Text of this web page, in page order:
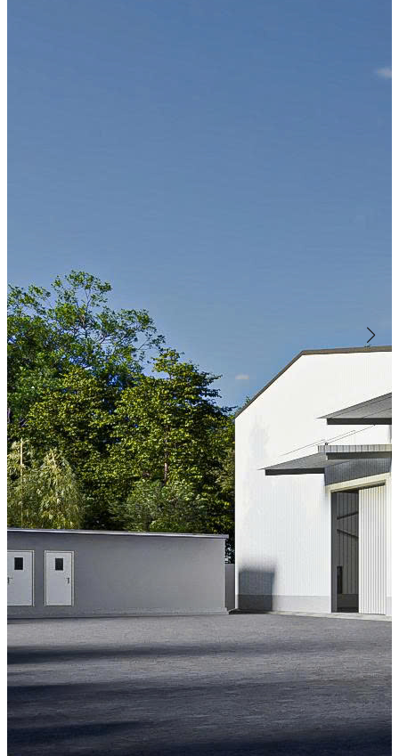
Vật liệu chống cháy TTV
Giải pháp chống cháy an
toàn, thân thiện với môi
trường
Sản phẩm
Liên hệ